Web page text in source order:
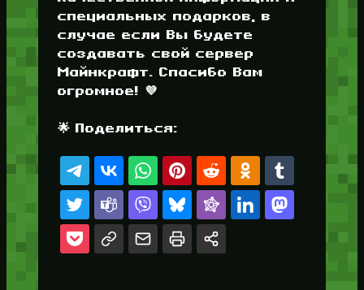
специальных подарков, в
случае если Вы будете
создавать свой сервер
Майнкрафт. Спасибо Вам
огромное! 💜
🌟 Поделиться: